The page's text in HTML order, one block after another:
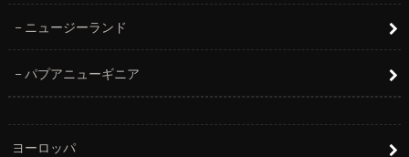
ニュージーランド
パプアニューギニア
ヨーロッパ